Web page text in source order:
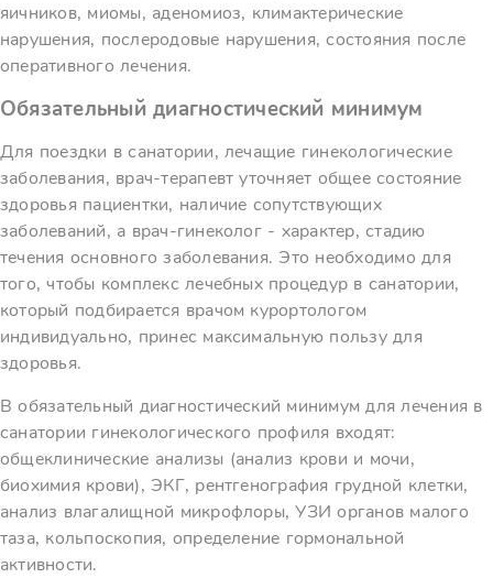
яичников, миомы, аденомиоз, климактерические
нарушения, послеродовые нарушения, состояния после
оперативного лечения.
Обязательный диагностический минимум
Для поездки в санатории, лечащие гинекологические
заболевания, врач-терапевт уточняет общее состояние
здоровья пациентки, наличие сопутствующих
заболеваний, а врач-гинеколог - характер, стадию
течения основного заболевания. Это необходимо для
того, чтобы комплекс лечебных процедур в санатории,
который подбирается врачом курортологом
индивидуально, принес максимальную пользу для
здоровья.
В обязательный диагностический минимум для лечения в
санатории гинекологического профиля входят:
общеклинические анализы (анализ крови и мочи,
биохимия крови), ЭКГ, рентгенография грудной клетки,
анализ влагалищной микрофлоры, УЗИ органов малого
таза, кольпоскопия, определение гормональной
активности.